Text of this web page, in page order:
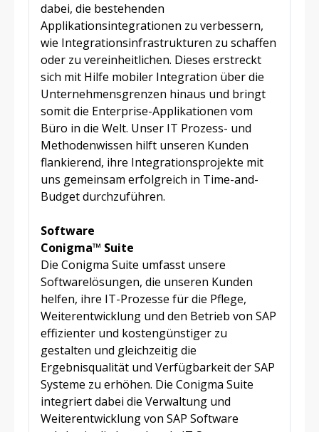
dabei, die bestehenden
Applikationsintegrationen zu verbessern,
wie Integrationsinfrastrukturen zu schaffen
oder zu vereinheitlichen. Dieses erstreckt
sich mit Hilfe mobiler Integration über die
Unternehmensgrenzen hinaus und bringt
somit die Enterprise-Applikationen vom
Büro in die Welt. Unser IT Prozess- und
Methodenwissen hilft unseren Kunden
flankierend, ihre Integrationsprojekte mit
uns gemeinsam erfolgreich in Time-and-
Budget durchzuführen.
Software
Conigma™ Suite
Die Conigma Suite umfasst unsere
Softwarelösungen, die unseren Kunden
helfen, ihre IT-Prozesse für die Pflege,
Weiterentwicklung und den Betrieb von SAP
effizienter und kostengünstiger zu
gestalten und gleichzeitig die
Ergebnisqualität und Verfügbarkeit der SAP
Systeme zu erhöhen. Die Conigma Suite
integriert dabei die Verwaltung und
Weiterentwicklung von SAP Software